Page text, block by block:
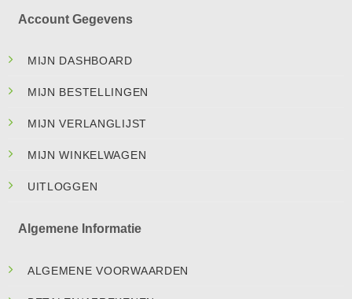
Account Gegevens
MIJN DASHBOARD
MIJN BESTELLINGEN
MIJN VERLANGLIJST
MIJN WINKELWAGEN
UITLOGGEN
Algemene Informatie
ALGEMENE VOORWAARDEN